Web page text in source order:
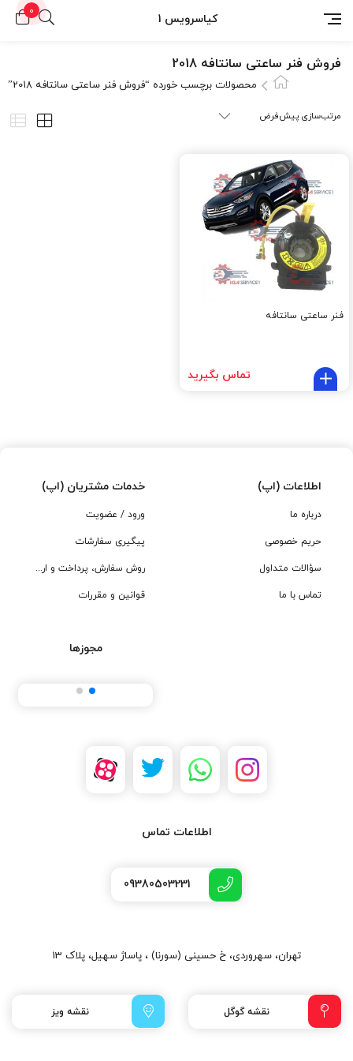
کیاسرویس 1
0
فروش فنر ساعتی سانتافه 2018
محصولات برچسب خورده “فروش فنر ساعتی سانتافه 2018”
فنر ساعتی سانتافه
تماس بگیرید
اطلاعات (اپ)
درباره ما
حریم خصوصی
سؤالات متداول
تماس با ما
خدمات مشتریان (اپ)
ورود / عضویت
پیگیری سفارشات
روش سفارش، پرداخت و ارسال
قوانین و مقررات
مجوزها
اطلاعات تماس
09380503231
تهران، سهروردی، خ حسینی (سورنا) ، پاساژ سهیل، پلاک 13
نقشه گوگل نقشه ویز